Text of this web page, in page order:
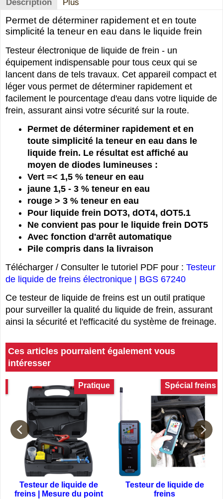
Description Plus
Permet de déterminer rapidement et en toute
simplicité la teneur en eau dans le liquide frein
Testeur électronique de liquide de frein - un
équipement indispensable pour tous ceux qui se
lancent dans de tels travaux. Cet appareil compact et
léger vous permet de déterminer rapidement et
facilement le pourcentage d'eau dans votre liquide de
frein, assurant ainsi votre sécurité sur la route.
Permet de déterminer rapidement et en
toute simplicité la teneur en eau dans le
liquide frein. Le résultat est affiché au
moyen de diodes lumineuses :
Vert =< 1,5 % teneur en eau
jaune 1,5 - 3 % teneur en eau
rouge > 3 % teneur en eau
Pour liquide frein DOT3, dOT4, dOT5.1
Ne convient pas pour le liquide frein DOT5
Avec fonction d'arrêt automatique
Pile compris dans la livraison
Télécharger / Consulter le tutoriel PDF pour : Testeur
de liquide de freins électronique | BGS 67240
Ce testeur de liquide de freins est un outil pratique
pour surveiller la qualité du liquide de frein, assurant
ainsi la sécurité et l'efficacité du système de freinage.
Ces articles pourraient également vous
intéresser
Pratique
Testeur de liquide de
freins | Mesure du point
Spécial freins
Testeur de liquide de
freins